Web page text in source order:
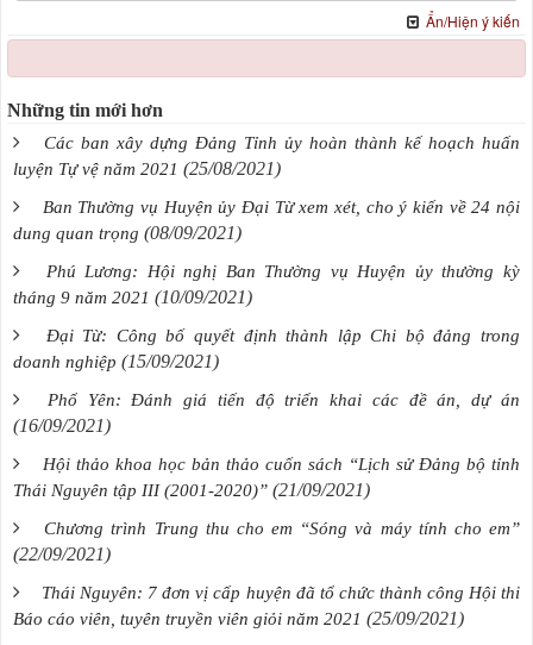
Ẩn/Hiện ý kiến
Những tin mới hơn
Các ban xây dựng Đảng Tỉnh ủy hoàn thành kế hoạch huấn
luyện Tự vệ năm 2021 (25/08/2021)
Ban Thường vụ Huyện ủy Đại Từ xem xét, cho ý kiến về 24 nội
dung quan trọng (08/09/2021)
Phú Lương: Hội nghị Ban Thường vụ Huyện ủy thường kỳ
tháng 9 năm 2021 (10/09/2021)
Đại Từ: Công bố quyết định thành lập Chi bộ đảng trong
doanh nghiệp (15/09/2021)
Phổ Yên: Đánh giá tiến độ triển khai các đề án, dự án
(16/09/2021)
Hội thảo khoa học bản thảo cuốn sách “Lịch sử Đảng bộ tỉnh
Thái Nguyên tập III (2001-2020)” (21/09/2021)
Chương trình Trung thu cho em “Sóng và máy tính cho em”
(22/09/2021)
Thái Nguyên: 7 đơn vị cấp huyện đã tổ chức thành công Hội thi
Báo cáo viên, tuyên truyền viên giỏi năm 2021 (25/09/2021)